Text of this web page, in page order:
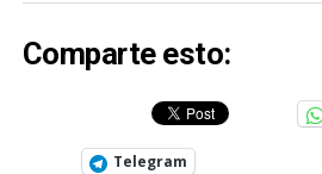
Comparte esto:
Telegram